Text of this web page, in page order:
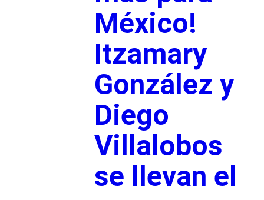
México!
Itzamary
González y
Diego
Villalobos
se llevan el